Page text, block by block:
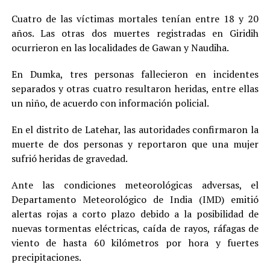
Cuatro de las víctimas mortales tenían entre 18 y 20
años. Las otras dos muertes registradas en Giridih
ocurrieron en las localidades de Gawan y Naudiha.
En Dumka, tres personas fallecieron en incidentes
separados y otras cuatro resultaron heridas, entre ellas
un niño, de acuerdo con información policial.
En el distrito de Latehar, las autoridades confirmaron la
muerte de dos personas y reportaron que una mujer
sufrió heridas de gravedad.
Ante las condiciones meteorológicas adversas, el
Departamento Meteorológico de India (IMD) emitió
alertas rojas a corto plazo debido a la posibilidad de
nuevas tormentas eléctricas, caída de rayos, ráfagas de
viento de hasta 60 kilómetros por hora y fuertes
precipitaciones.